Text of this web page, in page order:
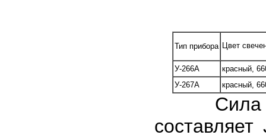
Тип прибора Цвет
У-266А
красный,
У-267А
красный,
Сила
составляет